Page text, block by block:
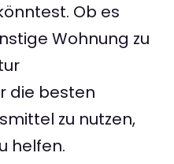
Ob es
Wohnung zu
die besten
zu nutzen,
helfen.